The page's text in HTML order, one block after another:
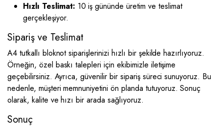
Hızlı Teslimat: 10 iş gününde üretim ve teslimat
gerçekleşiyor.
Sipariş ve Teslimat
A4 tutkallı bloknot siparişlerinizi hızlı bir şekilde hazırlıyoruz.
Örneğin, özel baskı talepleri için ekibimizle iletişime
geçebilirsiniz. Ayrıca, güvenilir bir sipariş süreci sunuyoruz. Bu
nedenle, müşteri memnuniyetini ön planda tutuyoruz. Sonuç
olarak, kalite ve hızı bir arada sağlıyoruz.
Sonuç